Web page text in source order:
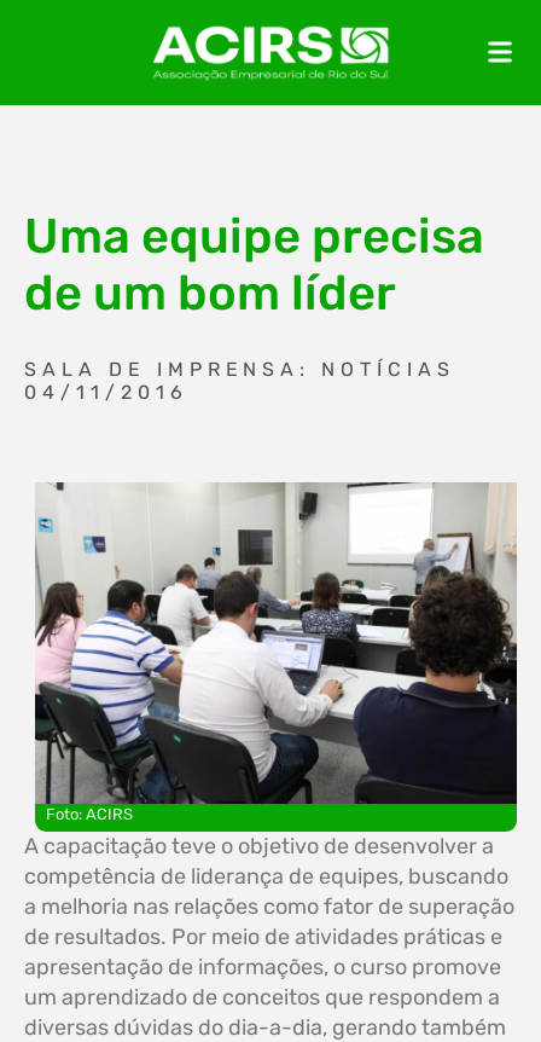
Uma equipe precisa
de um bom líder
SALA DE IMPRENSA: NOTÍCIAS
04/11/2016
Foto: ACIRS
A capacitação teve o objetivo de desenvolver a
competência de liderança de equipes, buscando
a melhoria nas relações como fator de superação
de resultados. Por meio de atividades práticas e
apresentação de informações, o curso promove
um aprendizado de conceitos que respondem a
diversas dúvidas do dia-a-dia, gerando também